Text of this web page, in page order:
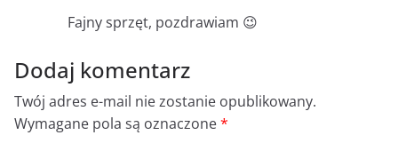
Fajny sprzęt, pozdrawiam 😉
Dodaj komentarz
Twój adres e-mail nie zostanie opublikowany.
Wymagane pola są oznaczone*